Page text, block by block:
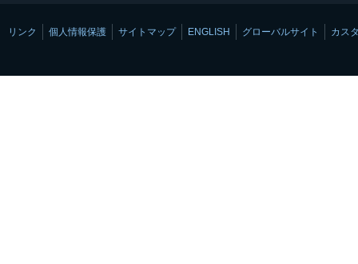
リンク 個人情報保護 サイトマップ ENGLISH グローバルサイト カス